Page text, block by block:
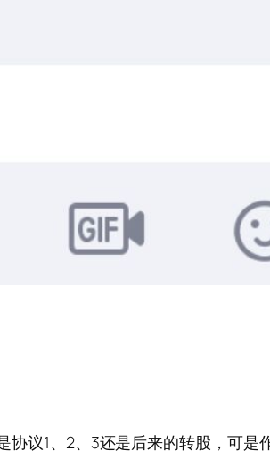
议1、2、3还是后来的转股，可是